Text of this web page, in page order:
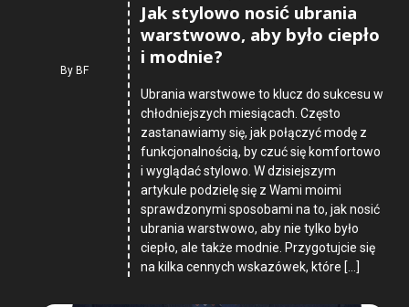
ByBF
Jak stylowo nosić ubrania
warstwowo, aby było ciepło
i modnie?
Ubrania warstwowe to klucz do sukcesu w
chłodniejszych miesiącach. Często
zastanawiamy się, jak połączyć modę z
funkcjonalnością, by czuć się komfortowo
i wyglądać stylowo. W dzisiejszym
artykule podzielę się z Wami moimi
sprawdzonymi sposobami na to, jak nosić
ubrania warstwowo, aby nie tylko było
ciepło, ale także modnie. Przygotujcie się
na kilka cennych wskazówek, które […]